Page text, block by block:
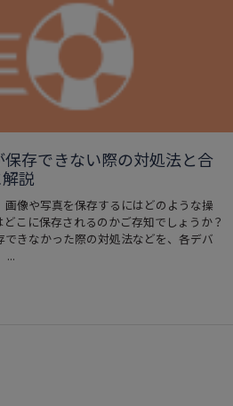
存できない際の対処法と合
説
像や写真を保存するにはどのような操
こに保存されるのかご存知でしょうか？
きなかった際の対処法などを、各デバ
...